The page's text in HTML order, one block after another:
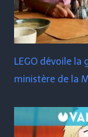
LEGO dévoile
ministère de la